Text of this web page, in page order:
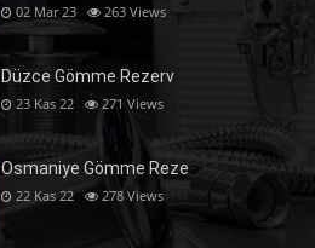
02 Mar 23 263 Views
Düzce Gömme Rezerv
23 Kas 22 271 Views
Osmaniye Gömme Reze
22 Kas 22 278 Views